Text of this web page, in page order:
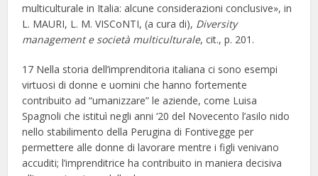
multiculturale in Italia: alcune considerazioni conclusive», in
L. MAURI, L. M. VISCoNTI, (a cura di), Diversity
management e società multiculturale, cit., p. 201.
17 Nella storia dell’imprenditoria italiana ci sono esempi
virtuosi di donne e uomini che hanno fortemente
contribuito ad “umanizzare” le aziende, come Luisa
Spagnoli che istituì negli anni ‘20 del Novecento l’asilo nido
nello stabilimento della Perugina di Fontivegge per
permettere alle donne di lavorare mentre i figli venivano
accuditi; l’imprenditrice ha contribuito in maniera decisiva